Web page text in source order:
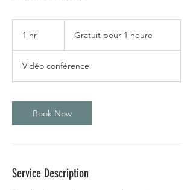
1 hr Gratuit pour 1 heure
Vidéo conférence
Book Now
Service Description